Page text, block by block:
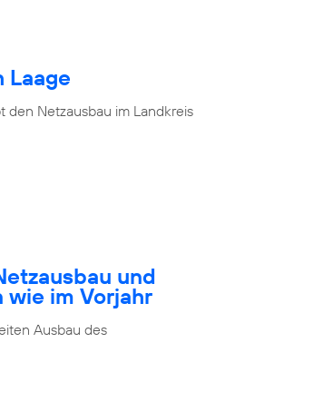
Laage
Netzausbau im Landkreis
und
im Vorjahr
Ausbau des